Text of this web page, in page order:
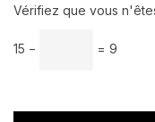
Vérifiez que vous
15 − = 9